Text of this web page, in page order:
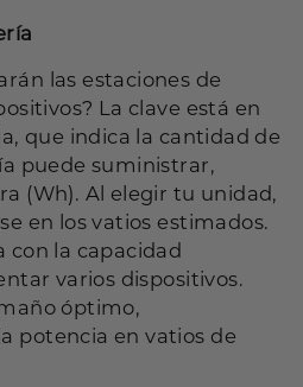
las estaciones de
La clave está en
que indica la cantidad de
puede suministrar,
(Wh). Al elegir tu unidad,
en los vatios estimados.
con la capacidad
varios dispositivos.
óptimo,
potencia en vatios de